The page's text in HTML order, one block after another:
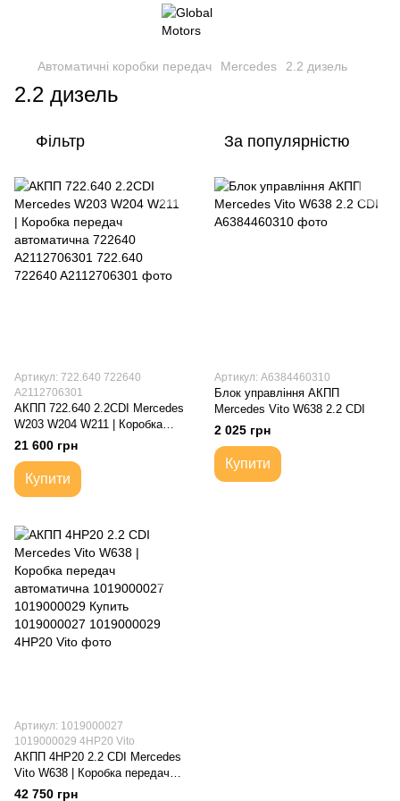
Автоматичні коробки передач Mercedes 2.2 дизель
2.2 дизель
Фільтр За популярністю
Артикул: 722.640 722640
A2112706301
АКПП 722.640 2.2CDI Mercedes
W203 W204 W211 | Коробка
передач автоматична 722640
A2112706301
21 600 грн
Купити
Артикул: A6384460310
Блок управління АКПП
Mercedes Vito W638 2.2 CDI
2 025 грн
Купити
Артикул: 1019000027
1019000029 4HP20 Vito
АКПП 4HP20 2.2 CDI Mercedes
Vito W638 | Коробка передач
автоматична 1019000027
42 750 грн